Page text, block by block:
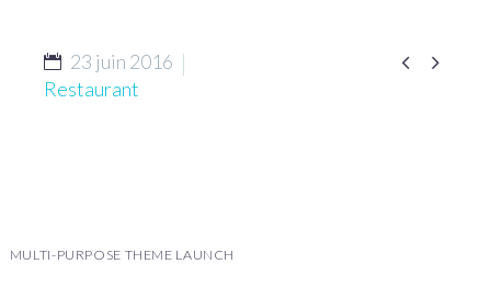
 
23 juin 2016
Restaurant
MULTI-PURPOSE THEME LAUNCH